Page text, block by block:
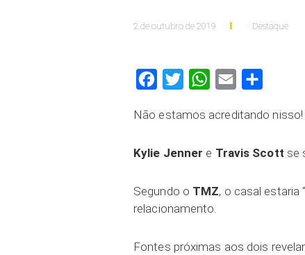
2 de outubro de 2019 Destaque
FacebookTwitter WhatsAppEmail
Não estamos acreditando nisso!
Kylie Jenner e Travis Scott se
Segundo o TMZ, o casal estaria
relacionamento.
Fontes próximas aos dois